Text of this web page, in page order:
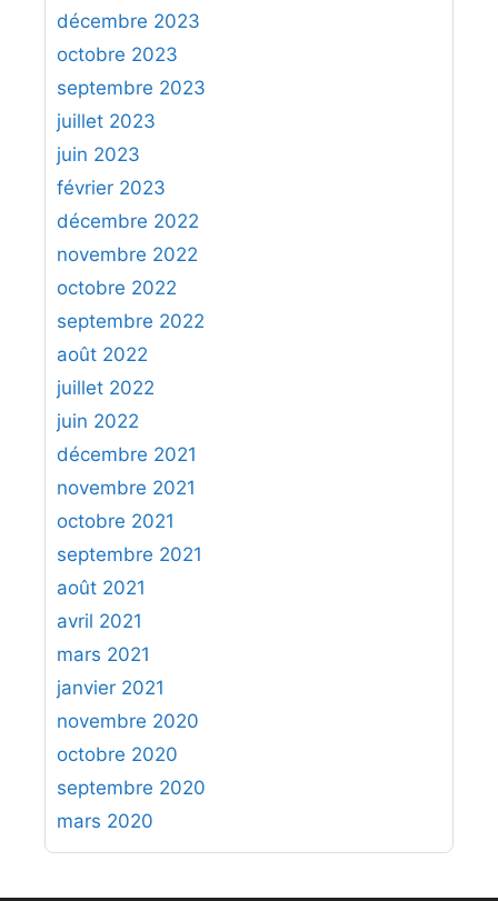
décembre 2023
octobre 2023
septembre 2023
juillet 2023
juin 2023
février 2023
décembre 2022
novembre 2022
octobre 2022
septembre 2022
août 2022
juillet 2022
juin 2022
décembre 2021
novembre 2021
octobre 2021
septembre 2021
août 2021
avril 2021
mars 2021
janvier 2021
novembre 2020
octobre 2020
septembre 2020
mars 2020